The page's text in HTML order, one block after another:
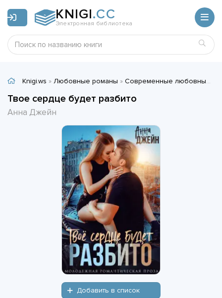
KNIGI.CC
Электронная библиотека
Knigi.ws » Любовные романы » Современные любовные романы
Твое сердце будет разбито
Анна Джейн
Добавить в список